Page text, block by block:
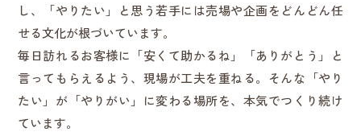
し、「やりたい」と思う若手には売場や企画をどんどん任
せる文化が根づいています。
毎日訪れるお客様に「安くて助かるね」「ありがとう」と
言ってもらえるよう、現場が工夫を重ねる。そんな「やり
たい」が「やりがい」に変わる場所を、本気でつくり続け
ています。